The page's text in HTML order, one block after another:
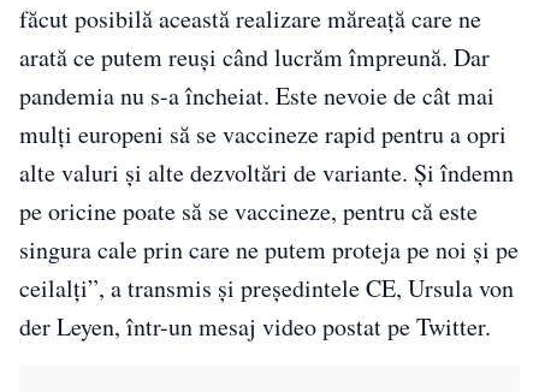
făcut posibilă această realizare măreaţă care ne
arată ce putem reuși când lucrăm împreună. Dar
pandemia nu s-a încheiat. Este nevoie de cât mai
mulți europeni să se vaccineze rapid pentru a opri
alte valuri și alte dezvoltări de variante. Și îndemn
pe oricine poate să se vaccineze, pentru că este
singura cale prin care ne putem proteja pe noi și pe
ceilalți”, a transmis și președintele CE, Ursula von
der Leyen, într-un mesaj video postat pe Twitter.